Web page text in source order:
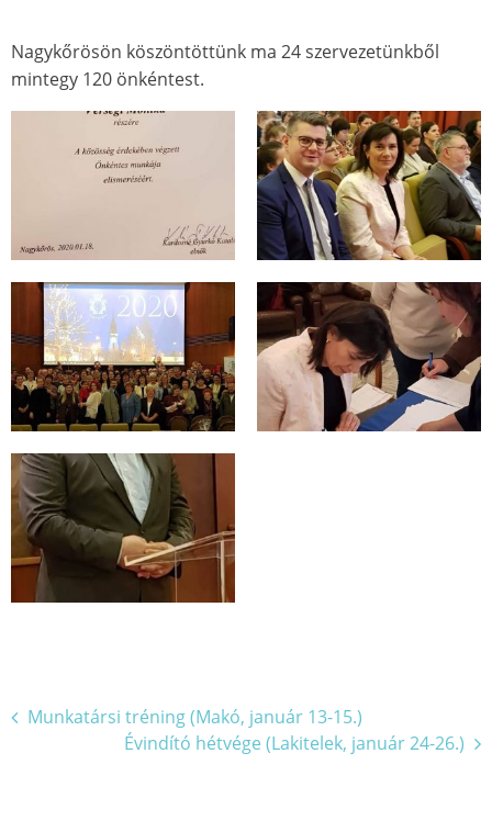
Nagykőrösön köszöntöttünk ma 24 szervezetünkből
mintegy 120 önkéntest.
Bejegyzés
Munkatársi tréning (Makó, január 13-15.)
Évindító hétvége (Lakitelek, január 24-26.)